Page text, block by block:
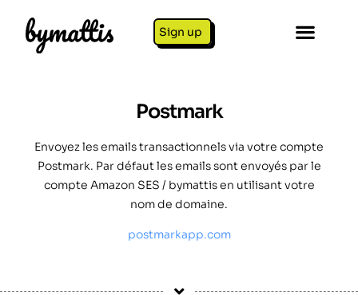
Sign up
Postmark
Envoyez les emails transactionnels via votre compte
Postmark. Par défaut les emails sont envoyés par le
compte Amazon SES / bymattis en utilisant votre
nom de domaine.
postmarkapp.com